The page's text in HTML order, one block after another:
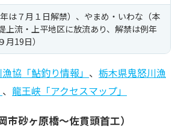
は７月１日解禁）、やまめ・いわな（本
上流・上平地区に放流あり、解禁は例年
月19日）
協「鮎釣り情報」 、 栃木県鬼怒川漁
、 龍王峡「アクセスマップ」
市砂ヶ原橋〜佐貫頭首工）